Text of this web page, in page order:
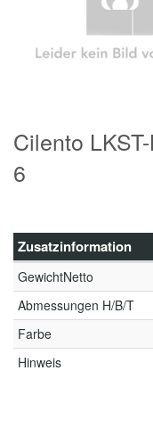
Cilento
6
Zusatzinformation
GewichtNetto
Abmessungen H/B/T
Farbe
Hinweis